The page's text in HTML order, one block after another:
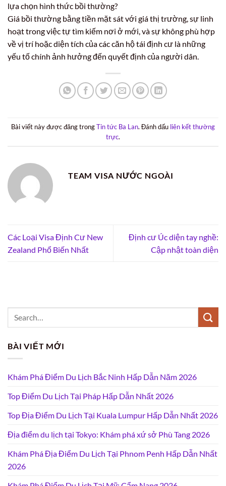
lựa chọn hình thức bồi thường?
Giá bồi thường bằng tiền mặt sát với giá thị trường, sự linh
hoạt trong việc tự tìm kiếm nơi ở mới, và sự không phù hợp
về vị trí hoặc diện tích của các căn hộ tái định cư là những
yếu tố chính ảnh hưởng đến quyết định của người dân.
Bài viết này được đăng trongTin tức Ba Lan. Đánh dấu liên kết thường
trực.
TEAM VISA NƯỚC NGOÀI
Các Loại Visa Định Cư New
Zealand Phổ Biến Nhất
Định cư Úc diện tay nghề:
Cập nhật toàn diện
BÀI VIẾT MỚI
Khám Phá Điểm Du Lịch Bắc Ninh Hấp Dẫn Năm 2026
Top Điểm Du Lịch Tại Pháp Hấp Dẫn Nhất 2026
Top Địa Điểm Du Lịch Tại Kuala Lumpur Hấp Dẫn Nhất 2026
Địa điểm du lịch tại Tokyo: Khám phá xứ sở Phù Tang 2026
Khám Phá Địa Điểm Du Lịch Tại Phnom Penh Hấp Dẫn Nhất
2026